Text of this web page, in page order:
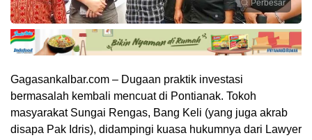
Perbesar
Gagasankalbar.com – Dugaan praktik investasi
bermasalah kembali mencuat di Pontianak. Tokoh
masyarakat Sungai Rengas, Bang Keli (yang juga akrab
disapa Pak Idris), didampingi kuasa hukumnya dari Lawyer